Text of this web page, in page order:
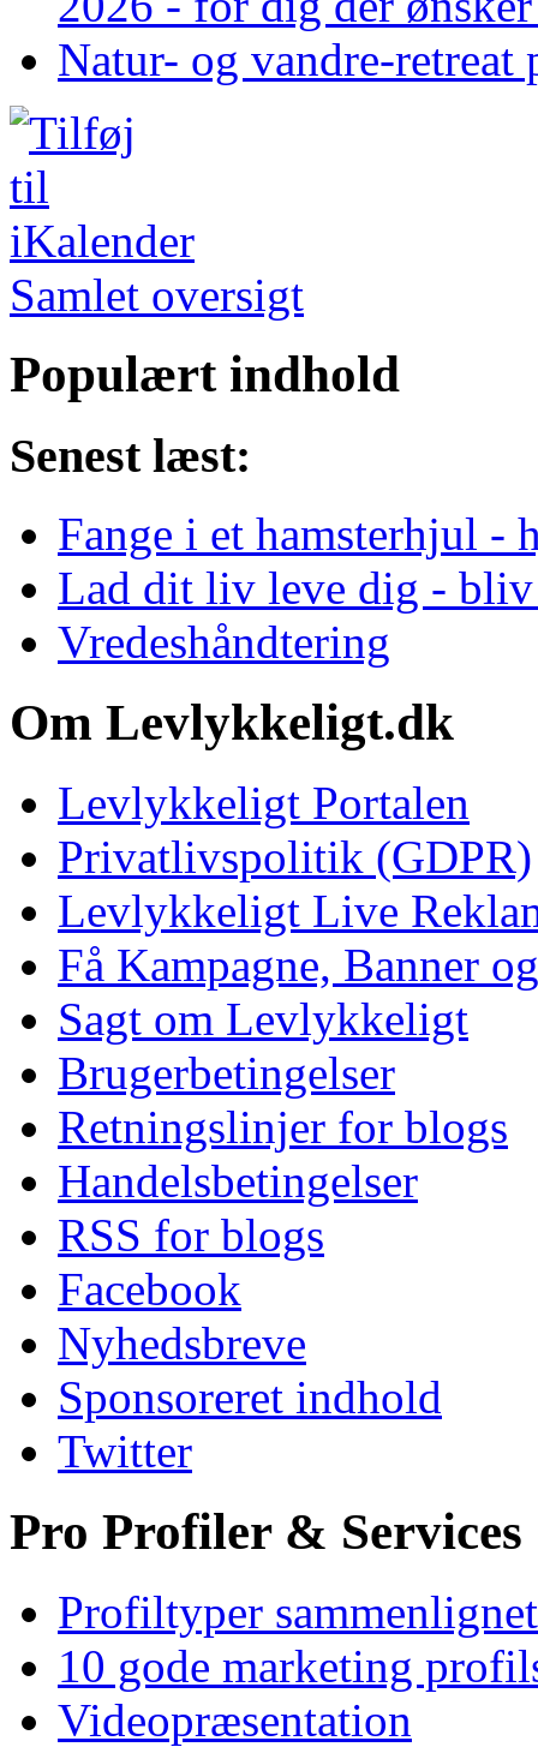
Natur- og vandre-retreat
Samlet oversigt
Populært indhold
Senest læst:
Fange i et hamsterhjul -
Lad dit liv leve dig -
Vredeshåndtering
Om Levlykkeligt.dk
Levlykkeligt Portalen
Privatlivspolitik (GDPR)
Levlykkeligt Live
Få Kampagne, Banner
Sagt om Levlykkeligt
Brugerbetingelser
Retningslinjer for blogs
Handelsbetingelser
RSS for blogs
Facebook
Nyhedsbreve
Sponsoreret indhold
Twitter
Pro Profiler & Services
Profiltyper sammenlignet
10 gode marketing
Videopræsentation